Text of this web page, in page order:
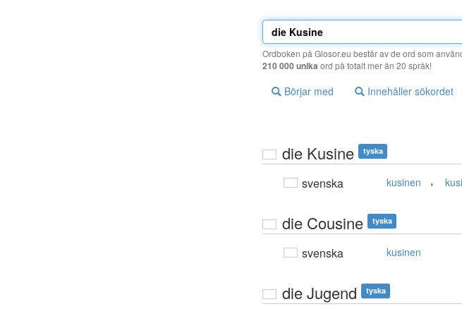
Ordboken på Glosor.eu består av de ord som
210 000 unika ord på totalt mer än 20 språk!
Börjar med Innehåller sökordet
die Kusine tyska
svenska kusinen ,
die Cousine tyska
svenska kusinen
die Jugend tyska